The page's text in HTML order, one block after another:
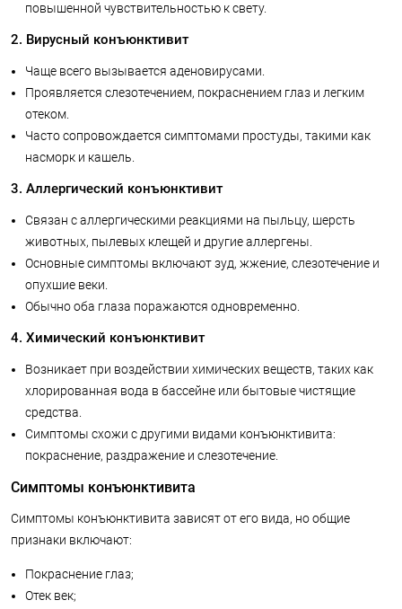
повышенной чувствительностью к свету.
2. Вирусный конъюнктивит
Чаще всего вызывается аденовирусами.
Проявляется слезотечением, покраснением глаз и легким
отеком.
Часто сопровождается симптомами простуды, такими как
насморк и кашель.
3. Аллергический конъюнктивит
Связан с аллергическими реакциями на пыльцу, шерсть
животных, пылевых клещей и другие аллергены.
Основные симптомы включают зуд, жжение, слезотечение и
опухшие веки.
Обычно оба глаза поражаются одновременно.
4. Химический конъюнктивит
Возникает при воздействии химических веществ, таких как
хлорированная вода в бассейне или бытовые чистящие
средства.
Симптомы схожи с другими видами конъюнктивита:
покраснение, раздражение и слезотечение.
Симптомы конъюнктивита
Симптомы конъюнктивита зависят от его вида, но общие
признаки включают:
Покраснение глаз;
Отек век;